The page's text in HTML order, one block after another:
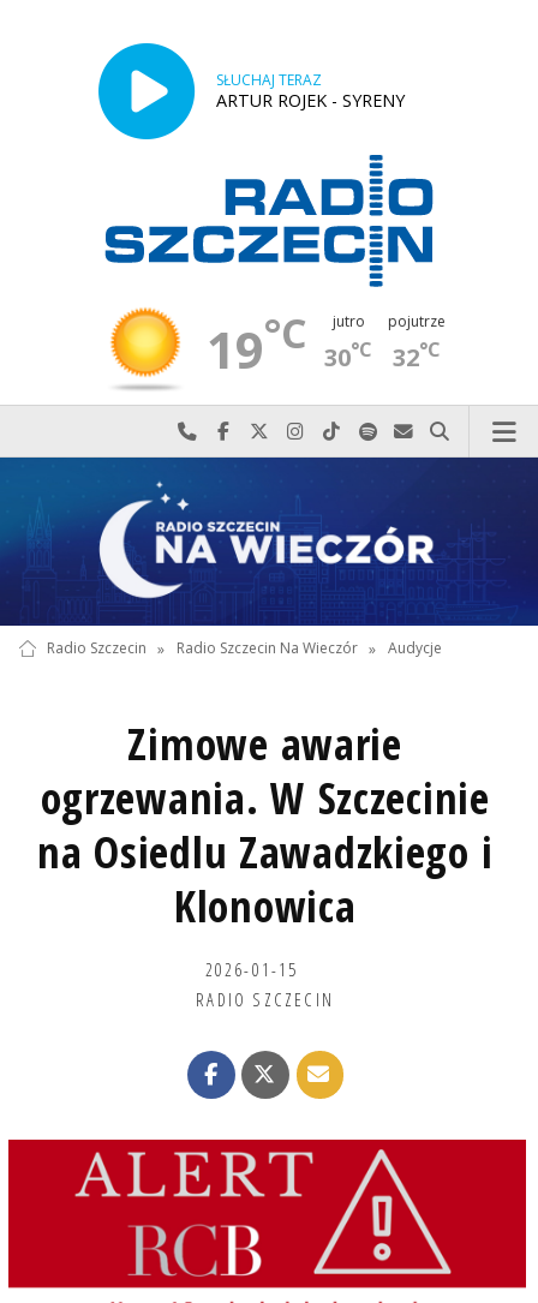
SŁUCHAJ TERAZ
ARTUR ROJEK - SYRENY
19°C jutro
30°C
pojutrze
32°C
Najlepiej po prostu do nas zadzwoń
Odwiedź nas na Facebook-u
Odwiedź nas na X
Odwiedź nas na Instagram-ie
Odwiedź nas na TikTok-u
Szukaj nas na Spotify
Wyślij do nas
Szukaj
Radio Szczecin » Radio Szczecin Na Wieczór » Audycje
Zimowe awarie
ogrzewania. W Szczecinie
na Osiedlu Zawadzkiego i
Klonowica
2026-01-15
RADIO SZCZECIN